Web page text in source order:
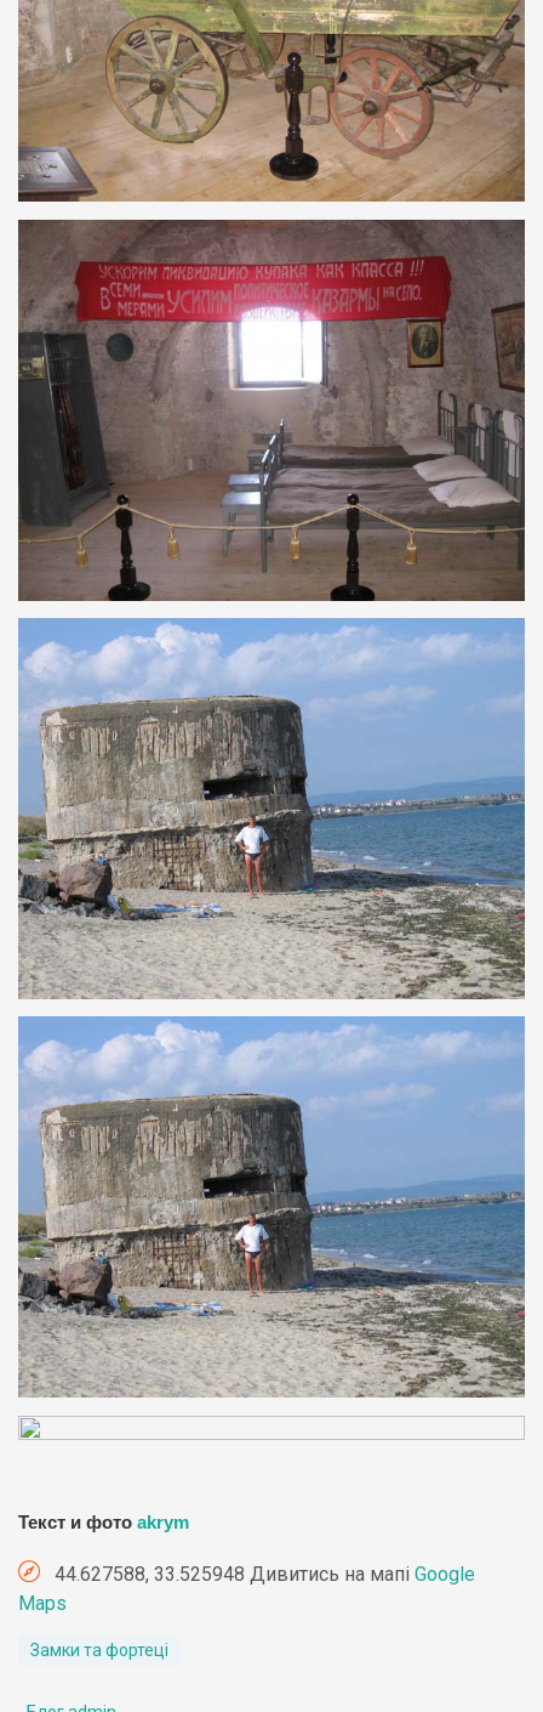
Текст и фото akrym
44.627588, 33.525948 Дивитись на мапі Google
Maps
Замки та фортеці